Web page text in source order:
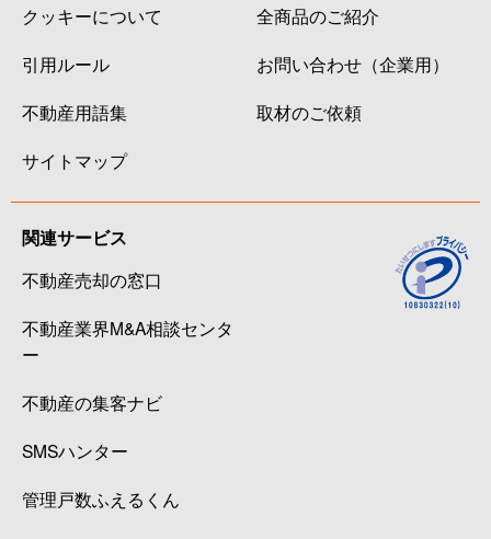
クッキーについて
引用ルール
不動産用語集
サイトマップ
全商品のご紹介
お問い合わせ（企業用）
取材のご依頼
関連サービス
不動産売却の窓口
不動産業界M&A相談センタ
ー
不動産の集客ナビ
SMSハンター
管理戸数ふえるくん